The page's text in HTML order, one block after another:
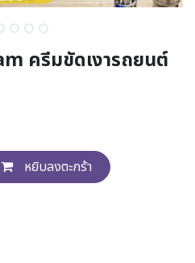
ครีมขัดเงารถยนต์
หยิบลงตะกร้า